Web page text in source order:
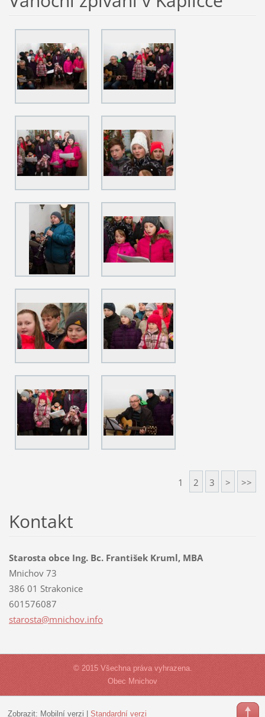
1 2 3 > >>
Kontakt
Starosta obce Ing. Bc. František Kruml, MBA
Mnichov 73
386 01 Strakonice
601576087
starosta@mnichov.info
© 2015 Všechna práva vyhrazena.
Obec Mnichov
Zobrazit: Mobilní verzi Standardní verzi